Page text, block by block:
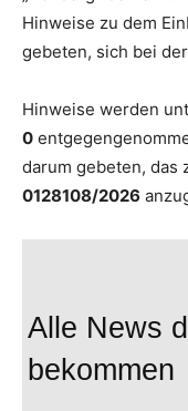
Hinweise zu dem
gebeten, sich bei
Hinweise werden
0
darum gebeten, das
0128108/2026
Alle News
bekommen